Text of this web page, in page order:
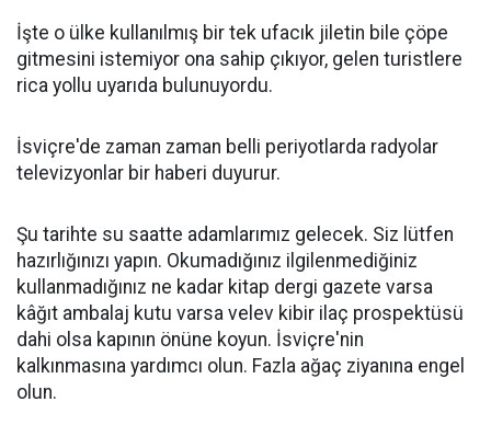
İşte o ülke kullanılmış bir tek ufacık jiletin bile çöpe
gitmesini istemiyor ona sahip çıkıyor, gelen turistlere
rica yollu uyarıda bulunuyordu.
İsviçre'de zaman zaman belli periyotlarda radyolar
televizyonlar bir haberi duyurur.
Şu tarihte su saatte adamlarımız gelecek. Siz lütfen
hazırlığınızı yapın. Okumadığınız ilgilenmediğiniz
kullanmadığınız ne kadar kitap dergi gazete varsa
kâğıt ambalaj kutu varsa velev kibir ilaç prospektüsü
dahi olsa kapının önüne koyun. İsviçre'nin
kalkınmasına yardımcı olun. Fazla ağaç ziyanına engel
olun.